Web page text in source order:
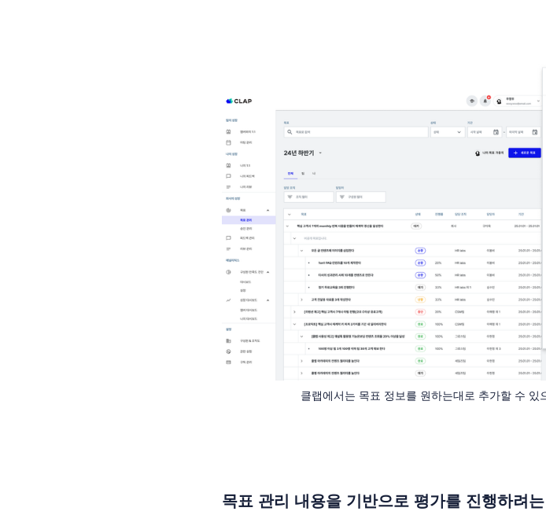
클랩에서는 목표 정보를 원하는대로 추가할 수
목표 관리 내용을 기반으로 평가를 진행하려